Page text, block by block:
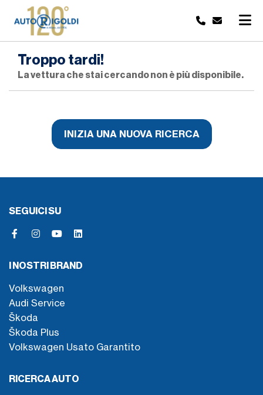
Troppo tardi!
La vettura che stai cercando non è più disponibile.
INIZIA UNA NUOVA RICERCA
SEGUICI SU
I NOSTRI BRAND
Volkswagen
Audi Service
Škoda
Škoda Plus
Volkswagen Usato Garantito
RICERCA AUTO